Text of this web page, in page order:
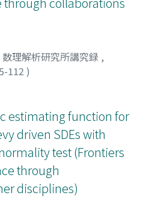
数理解析研究所講究録 ,
112 )
estimating function for
driven SDEs with
test (Frontiers
through
disciplines)